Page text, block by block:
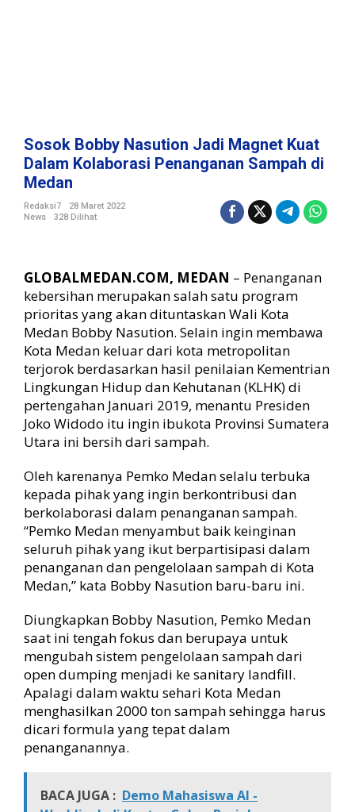
e
t
u
l
a
m
K
o
l
a
b
o
r
a
P
e
n
a
n
g
a
a
n
S
a
m
p
a
h
d
i
e
d
Sosok Bobby Nasution Jadi Magnet Kuat
Dalam Kolaborasi Penanganan Sampah di
Medan
Redaksi7
28 Maret 2022
News
328 Dilihat
GLOBALMEDAN.COM, MEDAN – Penanganan
kebersihan merupakan salah satu program
prioritas yang akan dituntaskan Wali Kota
Medan Bobby Nasution. Selain ingin membawa
Kota Medan keluar dari kota metropolitan
terjorok berdasarkan hasil penilaian Kementrian
Lingkungan Hidup dan Kehutanan (KLHK) di
pertengahan Januari 2019, menantu Presiden
Joko Widodo itu ingin ibukota Provinsi Sumatera
Utara ini bersih dari sampah.
Oleh karenanya Pemko Medan selalu terbuka
kepada pihak yang ingin berkontribusi dan
berkolaborasi dalam penanganan sampah.
“Pemko Medan menyambut baik keinginan
seluruh pihak yang ikut berpartisipasi dalam
penanganan dan pengelolaan sampah di Kota
Medan,” kata Bobby Nasution baru-baru ini.
Diungkapkan Bobby Nasution, Pemko Medan
saat ini tengah fokus dan berupaya untuk
mengubah sistem pengelolaan sampah dari
open dumping menjadi ke sanitary landfill.
Apalagi dalam waktu sehari Kota Medan
menghasilkan 2000 ton sampah sehingga harus
dicari formula yang tepat dalam
penanganannya.
BACA JUGA : Demo Mahasiswa Al -